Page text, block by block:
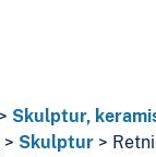
Skulptur,
Skulptur